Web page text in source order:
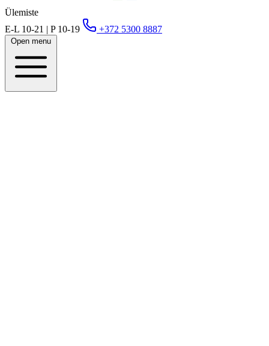
Ülemiste
E-L 10-21 | P 10-19
+372 5300 8887
Open menu